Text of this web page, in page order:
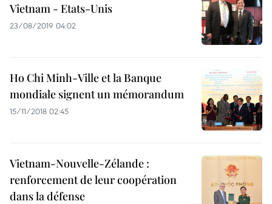
Vietnam - Etats-Unis
23/08/2019 04:02
Ho Chi Minh-Ville et la Banque
mondiale signent un mémorandum
15/11/2018 02:45
Vietnam-Nouvelle-Zélande :
renforcement de leur coopération
dans la défense